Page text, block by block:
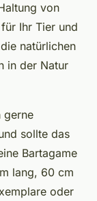
von
Ihr Tier und
natürlichen
in der Natur
gerne
sollte das
Bartagame
lang, 60 cm
oder